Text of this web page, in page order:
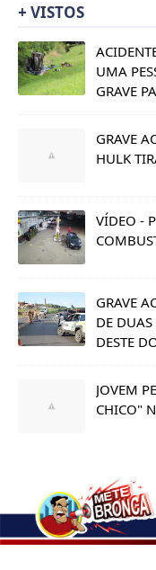
+ VISTOS
UMA
GRAVE
GRAVE
HULK
VÍDEO -
GRAVE
DE
DESTE
JOVEM
CHICO"